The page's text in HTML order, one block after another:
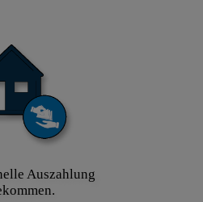
Auszahlung